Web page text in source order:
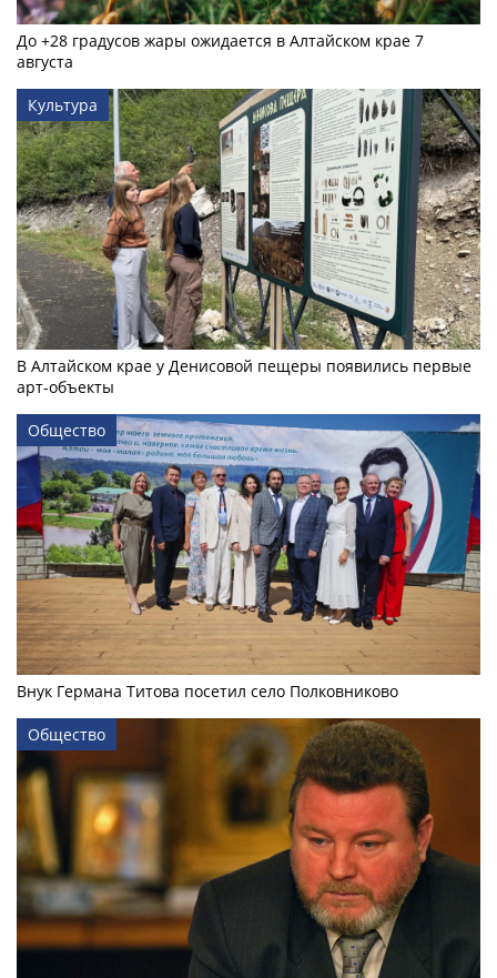
До +28 градусов жары ожидается в Алтайском крае 7
августа
Культура
В Алтайском крае у Денисовой пещеры появились первые
арт-объекты
Общество
Внук Германа Титова посетил село Полковниково
Общество